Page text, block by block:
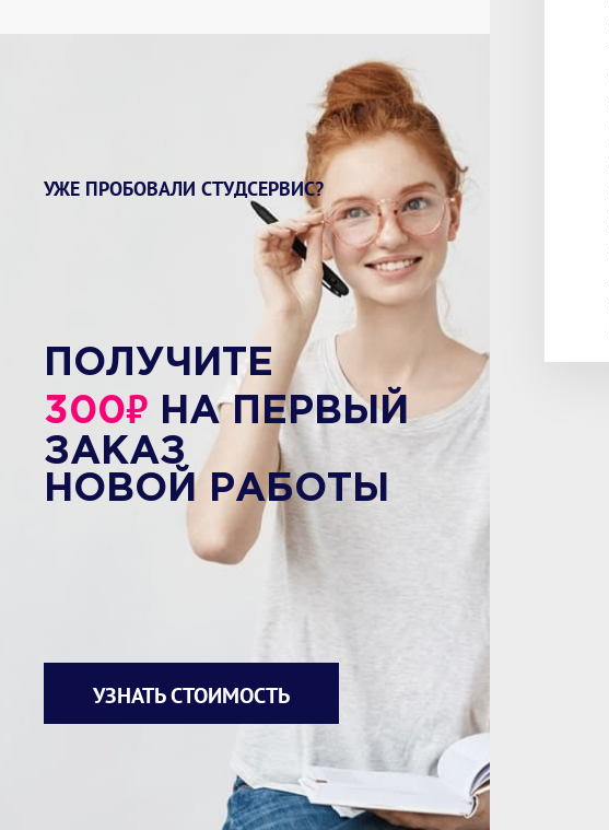
УЖЕ ПРОБОВАЛИ СТУДСЕРВИС?
ПОЛУЧИТЕ
300₽ НА ПЕРВЫЙ
ЗАКАЗ
НОВОЙ РАБОТЫ
УЗНАТЬ СТОИМОСТЬ